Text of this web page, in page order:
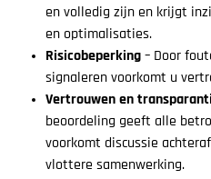
en volledig zijn en krijgt
en optimalisaties.
Risicobeperking– Door
signaleren voorkomt u
Vertrouwen en
beoordeling geeft alle
voorkomt discussie
vlottere samenwerking.